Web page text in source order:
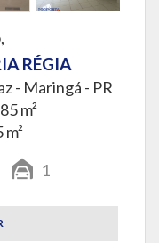
RÉGIA
- Maringá - PR
m²
1